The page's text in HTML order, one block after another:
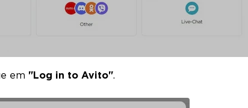
em "Log in to Avito".